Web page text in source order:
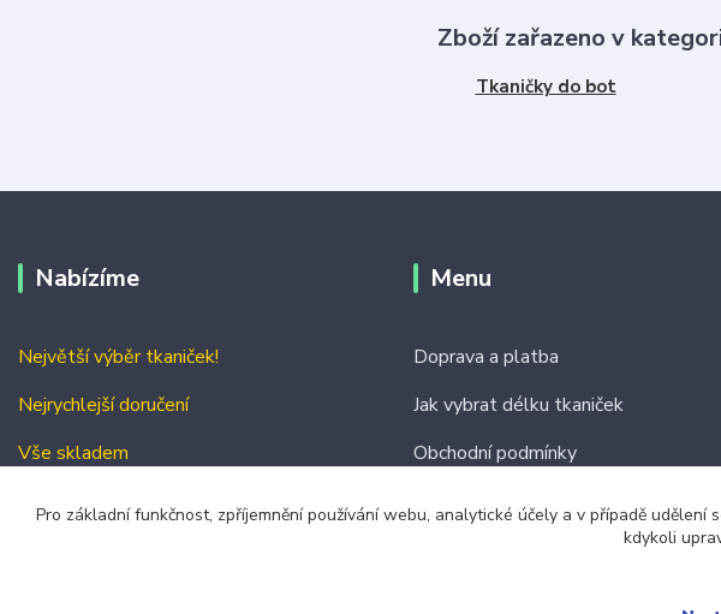
Zboží zařazeno v
Tkaničky do bot
Nabízíme
Největší výběr tkaniček!
Nejrychlejší doručení
Vše skladem
Menu
Doprava a platba
Jak vybrat délku tkaniček
Obchodní podmínky
Pro základní funkčnost, zpříjemnění používání webu, analytické účely a v případě
kdykoli